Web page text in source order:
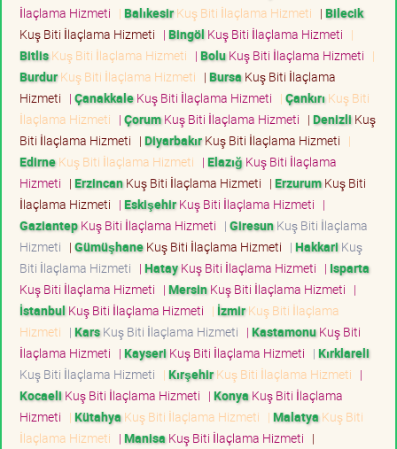
İlaçlama Hizmeti | BalıkesirKuş Biti İlaçlama Hizmeti | Bilecik
Kuş Biti İlaçlama Hizmeti | Bingöl Kuş Biti İlaçlama Hizmeti |
BitlisKuş Biti İlaçlama Hizmeti | BoluKuş Biti İlaçlama Hizmeti |
BurdurKuş Biti İlaçlama Hizmeti | Bursa Kuş Biti İlaçlama
Hizmeti | ÇanakkaleKuş Biti İlaçlama Hizmeti | Çankırı Kuş Biti
İlaçlama Hizmeti | ÇorumKuş Biti İlaçlama Hizmeti | Denizli Kuş
Biti İlaçlama Hizmeti | DiyarbakırKuş Biti İlaçlama Hizmeti |
EdirneKuş Biti İlaçlama Hizmeti | Elazığ Kuş Biti İlaçlama
Hizmeti | ErzincanKuş Biti İlaçlama Hizmeti | ErzurumKuş Biti
İlaçlama Hizmeti | EskişehirKuş Biti İlaçlama Hizmeti |
GaziantepKuş Biti İlaçlama Hizmeti | GiresunKuş Biti İlaçlama
Hizmeti | GümüşhaneKuş Biti İlaçlama Hizmeti | Hakkari Kuş
Biti İlaçlama Hizmeti | HatayKuş Biti İlaçlama Hizmeti | Isparta
Kuş Biti İlaçlama Hizmeti | MersinKuş Biti İlaçlama Hizmeti |
İstanbul Kuş Biti İlaçlama Hizmeti | İzmirKuş Biti İlaçlama
Hizmeti | KarsKuş Biti İlaçlama Hizmeti | KastamonuKuş Biti
İlaçlama Hizmeti | Kayseri Kuş Biti İlaçlama Hizmeti | Kırklareli
Kuş Biti İlaçlama Hizmeti | KırşehirKuş Biti İlaçlama Hizmeti |
Kocaeli Kuş Biti İlaçlama Hizmeti | Konya Kuş Biti İlaçlama
Hizmeti | Kütahya Kuş Biti İlaçlama Hizmeti | Malatya Kuş Biti
İlaçlama Hizmeti | Manisa Kuş Biti İlaçlama Hizmeti |